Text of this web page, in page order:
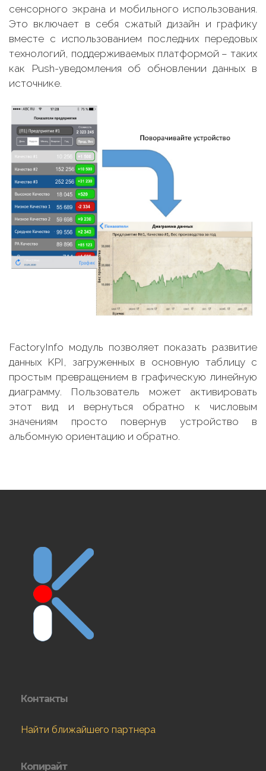
сенсорного экрана и мобильного использования.
Это включает в себя сжатый дизайн и графику
вместе с использованием последних передовых
технологий, поддерживаемых платформой – таких
как Push-уведомления об обновлении данных в
источнике.
FactoryInfo модуль позволяет показать развитие
данных KPI, загруженных в основную таблицу с
простым превращением в графическую линейную
диаграмму. Пользователь может активировать
этот вид и вернуться обратно к числовым
значениям просто повернув устройство в
альбомную ориентацию и обратно.
Контакты
Найти ближайшего партнера
Копирайт